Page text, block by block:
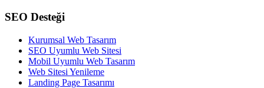
SEO Desteği
Kurumsal Web Tasarım
SEO Uyumlu Web Sitesi
Mobil Uyumlu Web Tasarım
Web Sitesi Yenileme
Landing Page Tasarımı